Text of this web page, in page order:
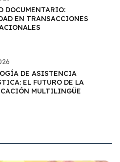
DOCUMENTARIO:
EN TRANSACCIONES
DE ASISTENCIA
EL FUTURO DE LA
MULTILINGÜE